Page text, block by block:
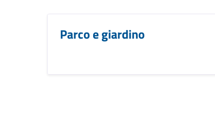
Parco e giardino